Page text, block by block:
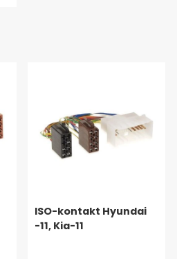
ISO-kontakt Hyundai
-11, Kia-11